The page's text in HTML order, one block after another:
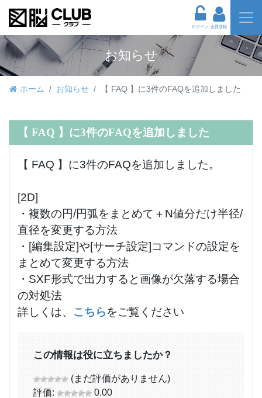
ログイン 会員登録
お知らせ
ホーム お知らせ 【 FAQ 】に3件のFAQを追加しました
【 FAQ 】に3件のFAQを追加しました
【 FAQ 】に3件のFAQを追加しました。
[2D]
・ 複数の円/円弧をまとめて＋N値分だけ半径/
直径を変更する方法
・ [編集設定]や[サーチ設定]コマンドの設定を
まとめて変更する方法
・ SXF形式で出力すると画像が欠落する場合
の対処法
詳しくは、 こちらをご覧ください
この情報は役に立ちましたか？
(まだ評価がありません)
評価:
0.00